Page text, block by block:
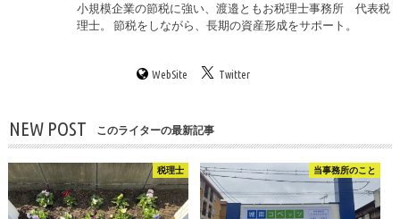
小規模企業の節税に強い、渡邉ともお税理士事務所 代表税
理士。 節税をしながら、長期の資産形成をサポート。
WebSite Twitter
NEW POST このライターの最新記事
税理士 当事務所のこと